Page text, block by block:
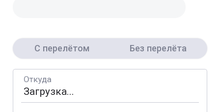
С перелётом Без перелёта
Откуда